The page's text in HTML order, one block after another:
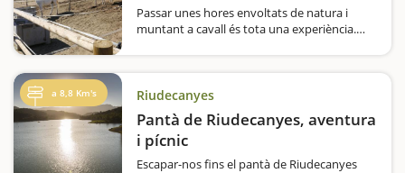
Passar unes hores envoltats de natura i
muntant a cavall és tota una experiència.
també ofereix classes d’equitació…
a 8,8 Km's Riudecanyes
Pantà de Riudecanyes, aventura
i pícnic
Escapar-nos fins el pantà de Riudecanyes